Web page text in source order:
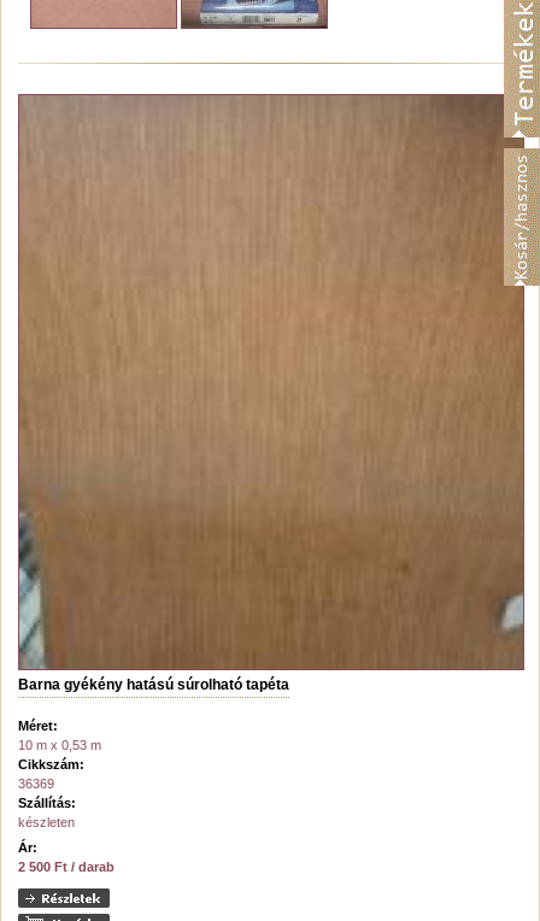
Barna gyékény hatású súrolható tapéta
Méret:
10 m x 0,53 m
Cikkszám:
36369
Szállítás:
készleten
Ár:
2 500 Ft / darab